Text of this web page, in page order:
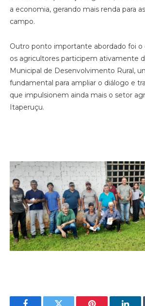
a economia, gerando mais renda para
campo.
Outro ponto importante abordado foi o
os agricultores participem ativamente
Municipal de Desenvolvimento Rural,
fundamental para ampliar o diálogo e
que impulsionem ainda mais o setor
Itaperuçu.